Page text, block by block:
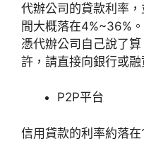
代辦公司的貸款利率
間大概落在4%~36%
憑代辦公司自己說了
許，請直接向銀行或融
P2P平台
信用貸款的利率約落